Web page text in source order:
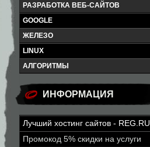
РАЗРАБОТКА ВЕБ-САЙТОВ
GOOGLE
ЖЕЛЕЗО
LINUX
АЛГОРИТМЫ
ИНФОРМАЦИЯ
Лучший хостинг сайтов - REG.RU
Промокод 5% скидки на услуги